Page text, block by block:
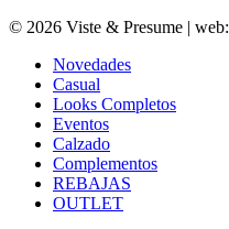
© 2026 Viste & Presume | web:
Novedades
Casual
Looks Completos
Eventos
Calzado
Complementos
REBAJAS
OUTLET